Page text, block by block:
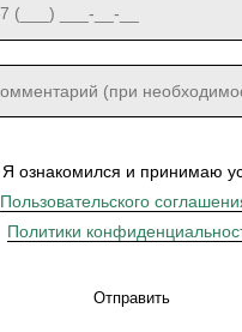
Я ознакомился и принимаю
Пользовательского
Политики
Отправить